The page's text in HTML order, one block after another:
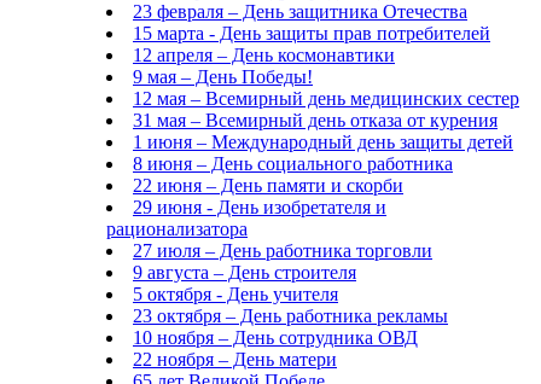
23 февраля – День защитника Отечества
15 марта - День защиты прав потребителей
12 апреля – День космонавтики
9 мая – День Победы!
12 мая – Всемирный день медицинских сестер
31 мая – Всемирный день отказа от курения
1 июня – Международный день защиты детей
8 июня – День социального работника
22 июня – День памяти и скорби
29 июня - День изобретателя и
рационализатора
27 июля – День работника торговли
9 августа – День строителя
5 октября - День учителя
23 октября – День работника рекламы
10 ноября – День сотрудника ОВД
22 ноября – День матери